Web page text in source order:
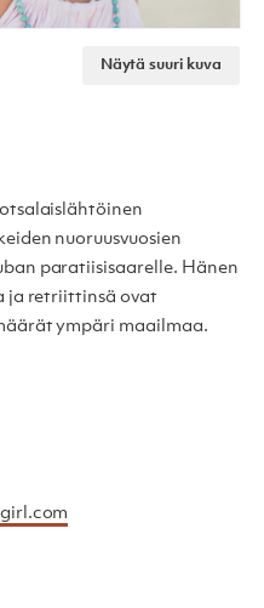
Näytä suuri kuva
nuoruusvuosien
paratiisisaarelle. Hänen
ja retriittinsä ovat
ympäri maailmaa.